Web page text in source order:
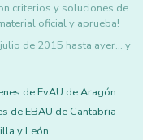
criterios y soluciones de
oficial y aprueba!
de 2015 hasta ayer... y
de EvAU de Aragón
de EBAU de Cantabria
y León